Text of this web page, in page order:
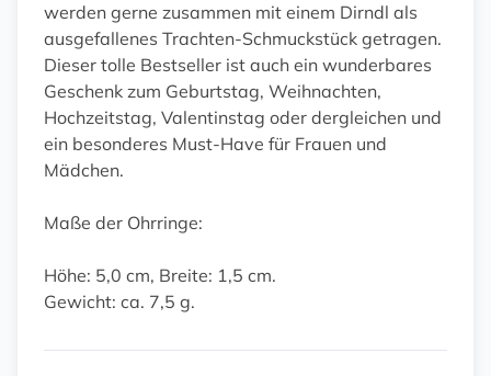
werden gerne zusammen mit einem Dirndl als
ausgefallenes Trachten-Schmuckstück getragen.
Dieser tolle Bestseller ist auch ein wunderbares
Geschenk zum Geburtstag, Weihnachten,
Hochzeitstag, Valentinstag oder dergleichen und
ein besonderes Must-Have für Frauen und
Mädchen.
Maße der Ohrringe:
Höhe: 5,0 cm, Breite: 1,5 cm.
Gewicht: ca. 7,5 g.